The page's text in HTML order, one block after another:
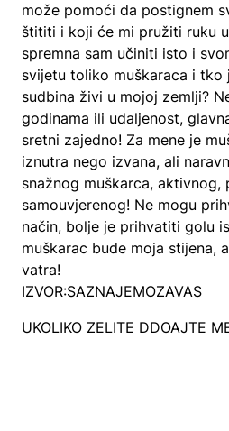
može pomoći da postignem
štititi i koji će mi pružiti ruku
spremna sam učiniti isto i
svijetu toliko muškaraca i tko
sudbina živi u mojoj zemlji?
godinama ili udaljenost,
sretni zajedno! Za mene je
iznutra nego izvana, ali
snažnog muškarca, aktivnog,
samouvjerenog! Ne mogu
način, bolje je prihvatiti golu
muškarac bude moja stijena,
vatra!
IZVOR:SAZNAJEMOZAVAS
UKOLIKO ZELITE DDOAJTE